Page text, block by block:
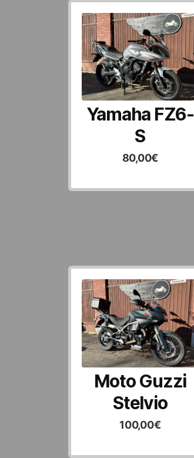
Yamaha FZ6-
S
80,00€
Moto Guzzi
Stelvio
100,00€